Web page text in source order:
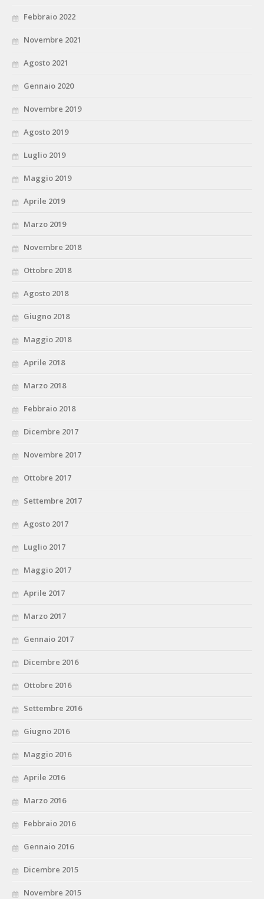
Febbraio 2022
Novembre 2021
Agosto 2021
Gennaio 2020
Novembre 2019
Agosto 2019
Luglio 2019
Maggio 2019
Aprile 2019
Marzo 2019
Novembre 2018
Ottobre 2018
Agosto 2018
Giugno 2018
Maggio 2018
Aprile 2018
Marzo 2018
Febbraio 2018
Dicembre 2017
Novembre 2017
Ottobre 2017
Settembre 2017
Agosto 2017
Luglio 2017
Maggio 2017
Aprile 2017
Marzo 2017
Gennaio 2017
Dicembre 2016
Ottobre 2016
Settembre 2016
Giugno 2016
Maggio 2016
Aprile 2016
Marzo 2016
Febbraio 2016
Gennaio 2016
Dicembre 2015
Novembre 2015